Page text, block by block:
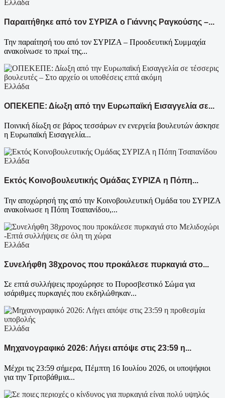
Ελλάδα
Παραιτήθηκε από τον ΣΥΡΙΖΑ ο Γιάννης Ραγκούσης –...
Την παραίτησή του από τον ΣΥΡΙΖΑ – Προοδευτική Συμμαχία
ανακοίνωσε το πρωί της...
Ελλάδα
ΟΠΕΚΕΠΕ: Δίωξη από την Ευρωπαϊκή Εισαγγελία σε...
Ποινική δίωξη σε βάρος τεσσάρων εν ενεργεία βουλευτών άσκησε
η Ευρωπαϊκή Εισαγγελία...
Ελλάδα
Εκτός Κοινοβουλευτικής Ομάδας ΣΥΡΙΖΑ η Πόπη...
Την αποχώρησή της από την Κοινοβουλευτική Ομάδα του ΣΥΡΙΖΑ
ανακοίνωσε η Πόπη Τσαπανίδου,...
Ελλάδα
Συνελήφθη 38χρονος που προκάλεσε πυρκαγιά στο...
Σε επτά συλλήψεις προχώρησε το Πυροσβεστικό Σώμα για
ισάριθμες πυρκαγιές που εκδηλώθηκαν...
Ελλάδα
Μηχανογραφικό 2026: Λήγει απόψε στις 23:59 η...
Μέχρι τις 23:59 σήμερα, Πέμπτη 16 Ιουλίου 2026, οι υποψήφιοι
για την Τριτοβάθμια...